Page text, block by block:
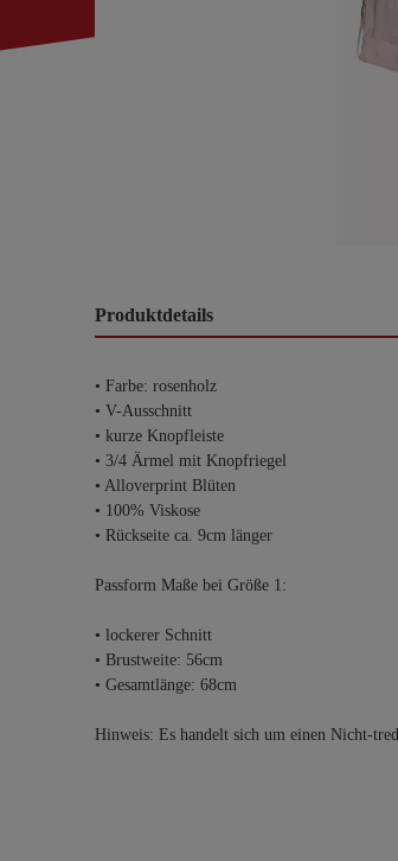
Produktdetails
• Farbe: rosenholz
• V-Ausschnitt
• kurze Knopfleiste
• 3/4 Ärmel mit Knopfriegel
• Alloverprint Blüten
• 100% Viskose
• Rückseite ca. 9cm länger
Passform Maße bei Größe 1:
• lockerer Schnitt
• Brustweite: 56cm
• Gesamtlänge: 68cm
Hinweis: Es handelt sich um einen Nicht-